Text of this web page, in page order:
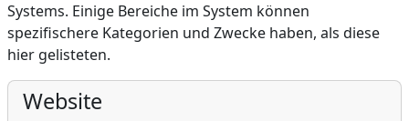
Systems. Einige Bereiche im System können
spezifischere Kategorien und Zwecke haben, als diese
hier gelisteten.
Website